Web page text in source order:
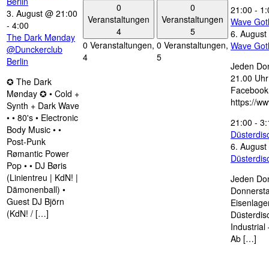
3. August @ 21:00
- 4:00
The Dark Mønday
@Dunckerclub
Berlin
✪ The Dark
Mønday ✪ • Cold +
Synth + Dark Wave
• • 80's • Electronic
Body Music • •
Post-Punk
Rømantic Power
Pop • • DJ Børis
(Linientreu | KdN! |
Dämonenball) •
Guest DJ Björn
(KdN! / […]
0
Veranstaltungen
4
0 Veranstaltungen,
4
0
Veranstaltungen
5
0 Veranstaltungen,
5
21:00 -
Wave
6.
Wave
Jeden
21.00
https://
21:00 -
6.
Jeden
Industrial
Ab […]